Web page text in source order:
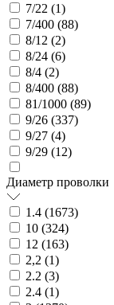
7/22 (1)
7/400 (88)
8/12 (2)
8/24 (6)
8/4 (2)
8/400 (88)
81/1000 (89)
9/26 (337)
9/27 (4)
9/29 (12)
Диаметр проволки
1.4 (1673)
10 (324)
12 (163)
2,2 (1)
2.2 (3)
2.4 (1)